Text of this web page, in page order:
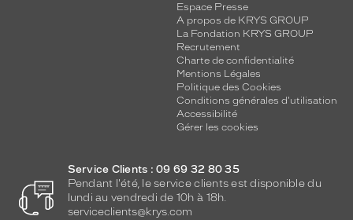
Espace Presse
A propos de KRYS GROUP
La Fondation KRYS GROUP
Recrutement
Charte de confidentialité
Mentions Légales
Politique des Cookies
Conditions générales d'utilisation
Accessibilité
Gérer les cookies
Service Clients : 09 69 32 80 35
Pendant l'été, le service clients est disponible du
lundi au vendredi de 10h à 18h.
serviceclients@krys.com